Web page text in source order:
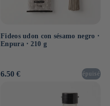
Fideos udon con sésamo negro ⋅
Enpura ⋅ 210 g
Precio
6.50 € épuisé